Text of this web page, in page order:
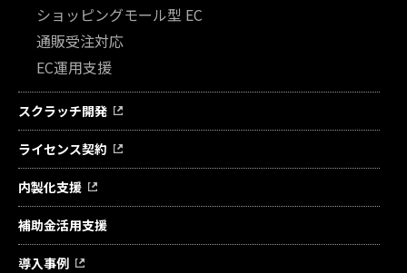
ショッピングモール型 EC
通販受注対応
EC運用支援
スクラッチ開発
ライセンス契約
内製化支援
補助金活用支援
導入事例